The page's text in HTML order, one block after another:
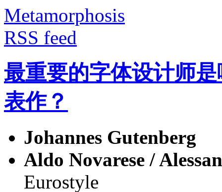
Metamorphosis
RSS feed
最重要的字体设计师
表作？
Johannes Gutenberg
Aldo Novarese /
Eurostyle